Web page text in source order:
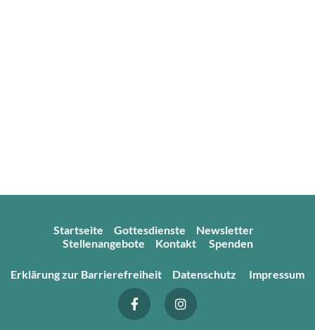
Startseite Gottesdienste
Newsletter
Stellenangebote
Kontakt Spenden
Erklärung zur Barrierefreiheit Datenschutz Impressum